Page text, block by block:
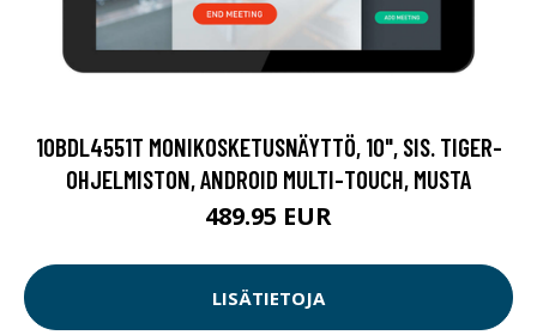
10BDL4551T MONIKOSKETUSNÄYTTÖ, 10", SIS. TIGER-
OHJELMISTON, ANDROID MULTI-TOUCH, MUSTA
489.95 EUR
LISÄTIETOJA